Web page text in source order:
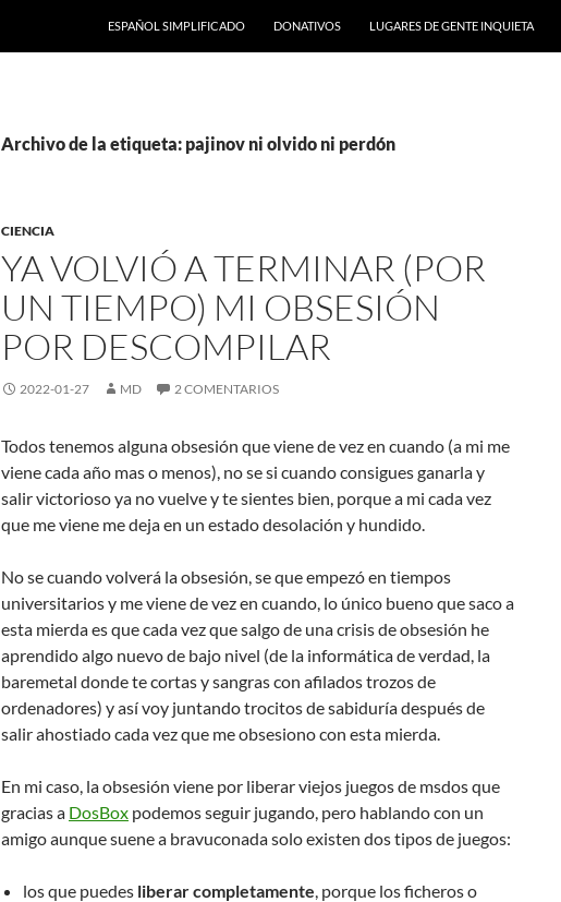
ESPAÑOL SIMPLIFICADO DONATIVOS LUGARES DE GENTE INQUIETA
Archivo de la etiqueta: pajinov ni olvido ni perdón
CIENCIA
YA VOLVIÓ A TERMINAR (POR
UN TIEMPO) MI OBSESIÓN
POR DESCOMPILAR
2022-01-27 MD 2 COMENTARIOS
Todos tenemos alguna obsesión que viene de vez en cuando (a mi me
viene cada año mas o menos), no se si cuando consigues ganarla y
salir victorioso ya no vuelve y te sientes bien, porque a mi cada vez
que me viene me deja en un estado desolación y hundido.
No se cuando volverá la obsesión, se que empezó en tiempos
universitarios y me viene de vez en cuando, lo único bueno que saco a
esta mierda es que cada vez que salgo de una crisis de obsesión he
aprendido algo nuevo de bajo nivel (de la informática de verdad, la
baremetal donde te cortas y sangras con afilados trozos de
ordenadores) y así voy juntando trocitos de sabiduría después de
salir ahostiado cada vez que me obsesiono con esta mierda.
En mi caso, la obsesión viene por liberar viejos juegos de msdos que
gracias a DosBox podemos seguir jugando, pero hablando con un
amigo aunque suene a bravuconada solo existen dos tipos de juegos:
los que puedes liberar completamente, porque los ficheros o